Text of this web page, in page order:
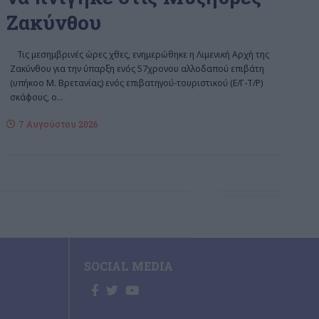
Ζακύνθου
Τις μεσημβρινές ώρες χθες, ενημερώθηκε η Λιμενική Αρχή της
Ζακύνθου για την ύπαρξη ενός 57χρονου αλλοδαπού επιβάτη
(υπήκοο Μ. Βρετανίας) ενός επιβατηγού-τουριστικού (Ε/Γ-Τ/Ρ)
σκάφους, ο…
7 Αυγούστου 2026
SOCIAL MEDIA